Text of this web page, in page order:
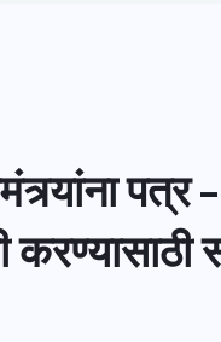
पत्र
करण्यासाठी